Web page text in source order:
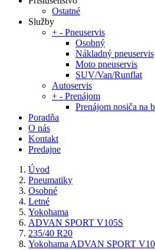
Ostatné
Služby
+ - Pneuservis
Osobný
Nákladný pneuservis
Moto pneuservis
SUV/Van/Runflat
Autoservis
+ - Prenájom
Prenájom nosiča na
Poradňa
O nás
Kontakt
Predajne
Úvod
Pneumatiky
Osobné
Letné
Yokohama
ADVAN SPORT V105S
235/40 R20
Yokohama ADVAN SPORT